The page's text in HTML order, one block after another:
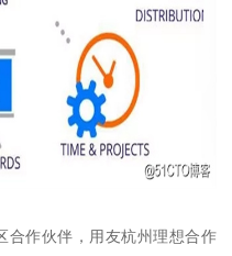
合作伙伴，用友杭州理想合作